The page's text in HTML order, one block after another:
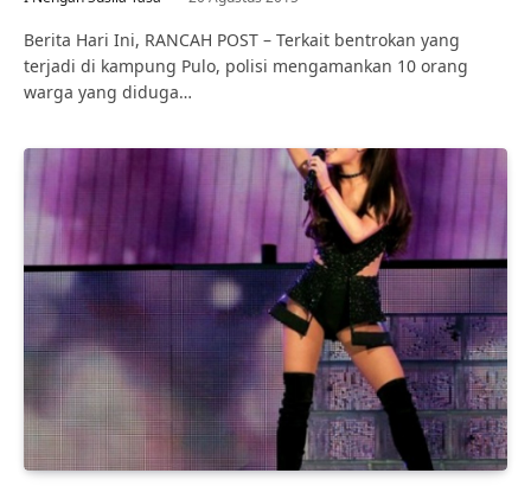
Berita Hari Ini, RANCAH POST – Terkait bentrokan yang
terjadi di kampung Pulo, polisi mengamankan 10 orang
warga yang diduga…